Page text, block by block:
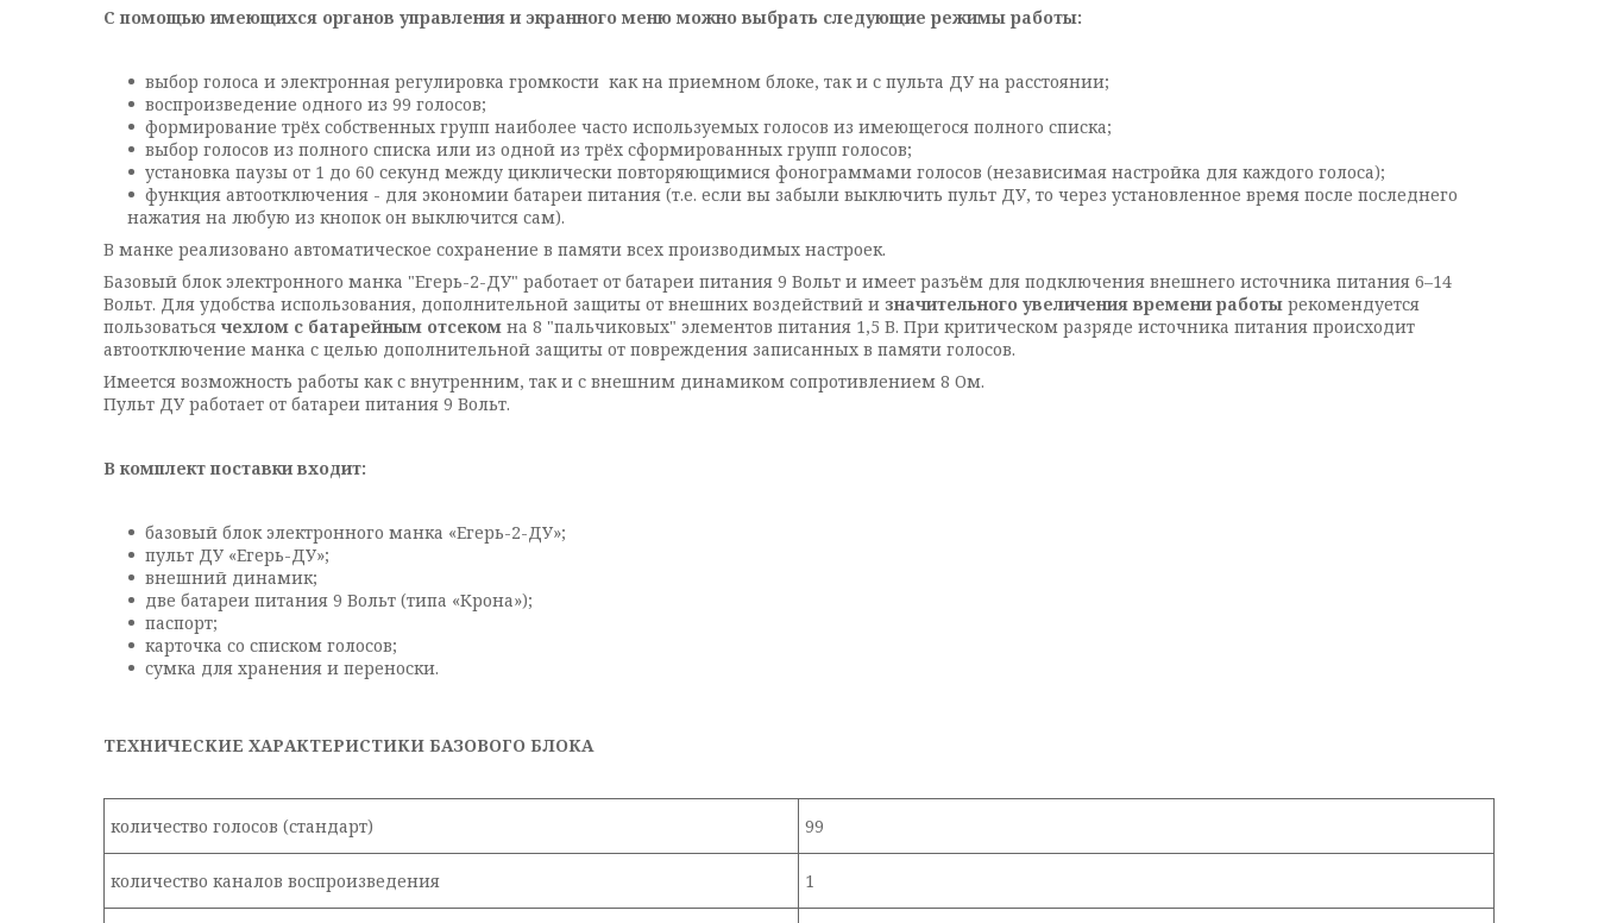
С помощью имеющихся органов управления и экранного меню можно выбрать следующие режимы работы:
выбор голоса и электронная регулировка громкости как на приемном блоке, так и с пульта ДУ на расстоянии;
воспроизведение одного из 99 голосов;
формирование трёх собственных групп наиболее часто используемых голосов из имеющегося полного списка;
выбор голосов из полного списка или из одной из трёх сформированных групп голосов;
установка паузы от 1 до 60 секунд между циклически повторяющимися фонограммами голосов (независимая настройка для каждого голоса);
функция автоотключения - для экономии батареи питания (т.е. если вы забыли выключить пульт ДУ, то через установленное время после последнего
нажатия на любую из кнопок он выключится сам).
В манке реализовано автоматическое сохранение в памяти всех производимых настроек.
Базовый блок электронного манка "Егерь-2-ДУ" работает от батареи питания 9 Вольт и имеет разъём для подключения внешнего источника питания 6–14
Вольт. Для удобства использования, дополнительной защиты от внешних воздействий и значительного увеличения времени работы рекомендуется
пользоваться чехлом с батарейным отсеком на 8 "пальчиковых" элементов питания 1,5 В. При критическом разряде источника питания происходит
автоотключение манка с целью дополнительной защиты от повреждения записанных в памяти голосов.
Имеется возможность работы как с внутренним, так и с внешним динамиком сопротивлением 8 Ом.
Пульт ДУ работает от батареи питания 9 Вольт.
В комплект поставки входит:
базовый блок электронного манка «Егерь-2-ДУ»;
пульт ДУ «Егерь-ДУ»;
внешний динамик;
две батареи питания 9 Вольт (типа «Крона»);
паспорт;
карточка со списком голосов;
сумка для хранения и переноски.
ТЕХНИЧЕСКИЕ ХАРАКТЕРИСТИКИ БАЗОВОГО БЛОКА
количество голосов (стандарт) 99
количество каналов воспроизведения 1